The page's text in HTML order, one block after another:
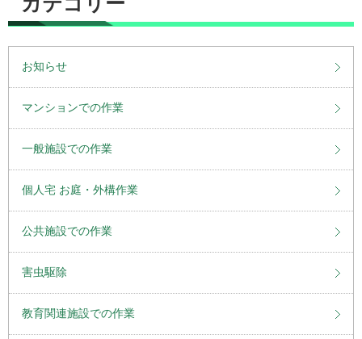
お知らせ
マンションでの作業
一般施設での作業
個人宅 お庭・外構作業
公共施設での作業
害虫駆除
教育関連施設での作業